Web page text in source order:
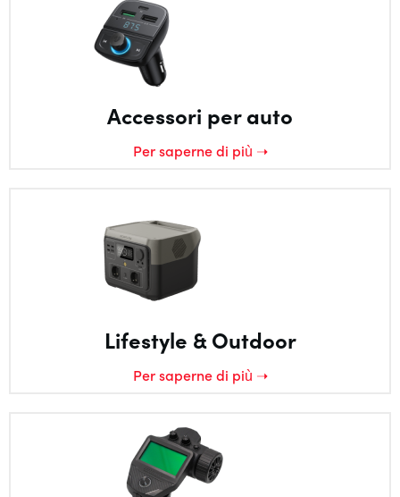
Accessori per auto
Per saperne di più ➝
Lifestyle & Outdoor
Per saperne di più ➝